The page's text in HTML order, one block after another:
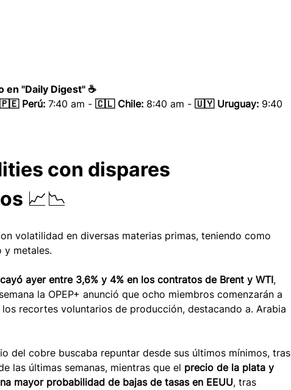
en "Daily Digest" ☕
🇵🇪 Perú: 7:40 am - 🇨🇱 Chile: 8:40 am - 🇺🇾 Uruguay: 9:40
con dispares
📈📉
volatilidad en diversas materias primas, teniendo como
y metales.
ayer entre 3,6% y 4% en los contratos de Brent y WTI,
la OPEP+ anunció que ocho miembros comenzarán a
recortes voluntarios de producción, destacando a. Arabia
del cobre buscaba repuntar desde sus últimos mínimos, tras
las últimas semanas, mientras que el precio de la plata y
mayor probabilidad de bajas de tasas en EEUU, tras